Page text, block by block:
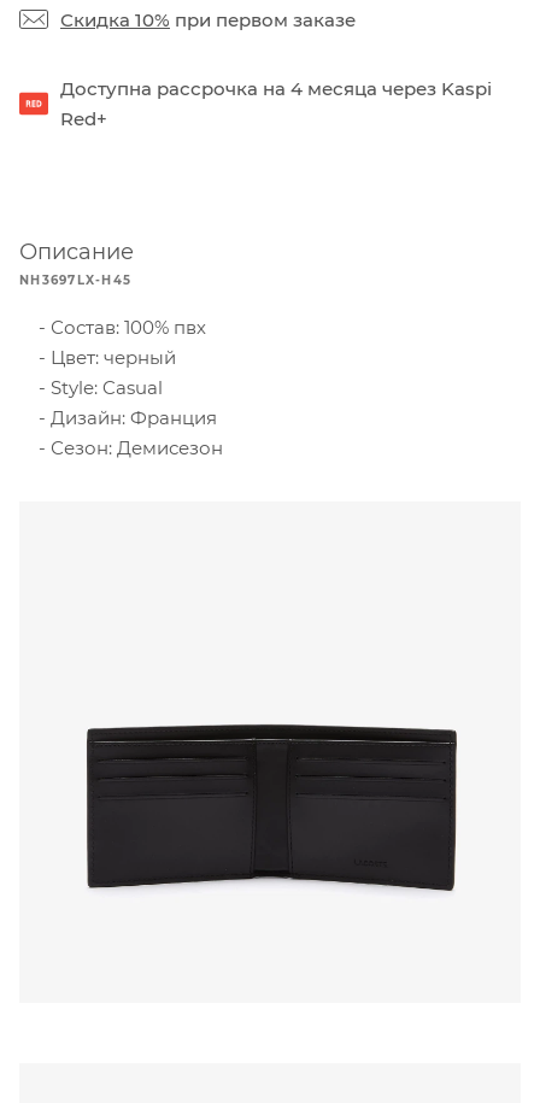
Скидка 10% при первом заказе
Доступна рассрочка на 4 месяца через Kaspi
Red+
Описание
NH3697LX-H45
Состав: 100% пвх
Цвет: черный
Style: Casual
Дизайн: Франция
Сезон: Демисезон